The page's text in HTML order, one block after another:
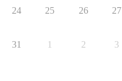
24 25 26 27
31 1 2 3